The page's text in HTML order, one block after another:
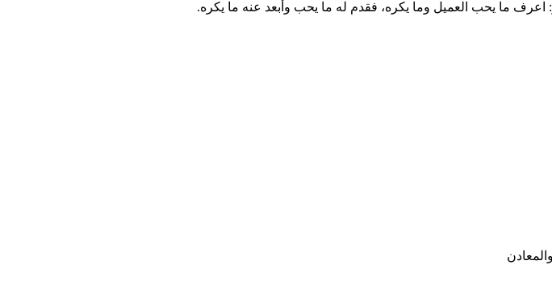
ما يحب العميل وما يكره، فقدم له ما يحب وأبعد عنه ما يكره.